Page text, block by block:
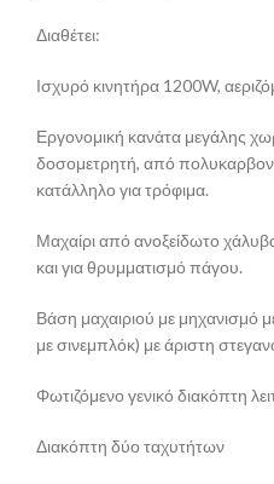
Διαθέτει:
Ισχυρό κινητήρα 1200W,
Εργονομική κανάτα μεγάλης
δοσομετρητή, από
κατάλληλο για τρόφιμα.
Μαχαίρι από ανοξείδωτο
και για θρυμματισμό πάγου.
Βάση μαχαιριού με μηχανισμό
με σινεμπλόκ) με άριστη
Φωτιζόμενο γενικό διακόπτη
Διακόπτη δύο ταχυτήτων